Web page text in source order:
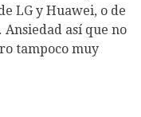
LG y Huawei, o de
así que no
tampoco muy